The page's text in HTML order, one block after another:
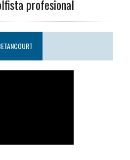
profesional